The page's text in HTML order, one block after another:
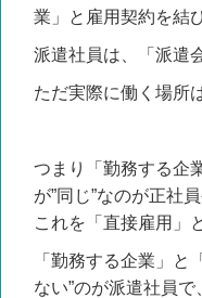
業」と雇用契約を結
派遣社員は、 「派遣
ただ実際に働く場所
つまり「勤務する企
が”同じ”なのが正社
これを「直接雇用」
「勤務する企業」と
ない”のが派遣社員で